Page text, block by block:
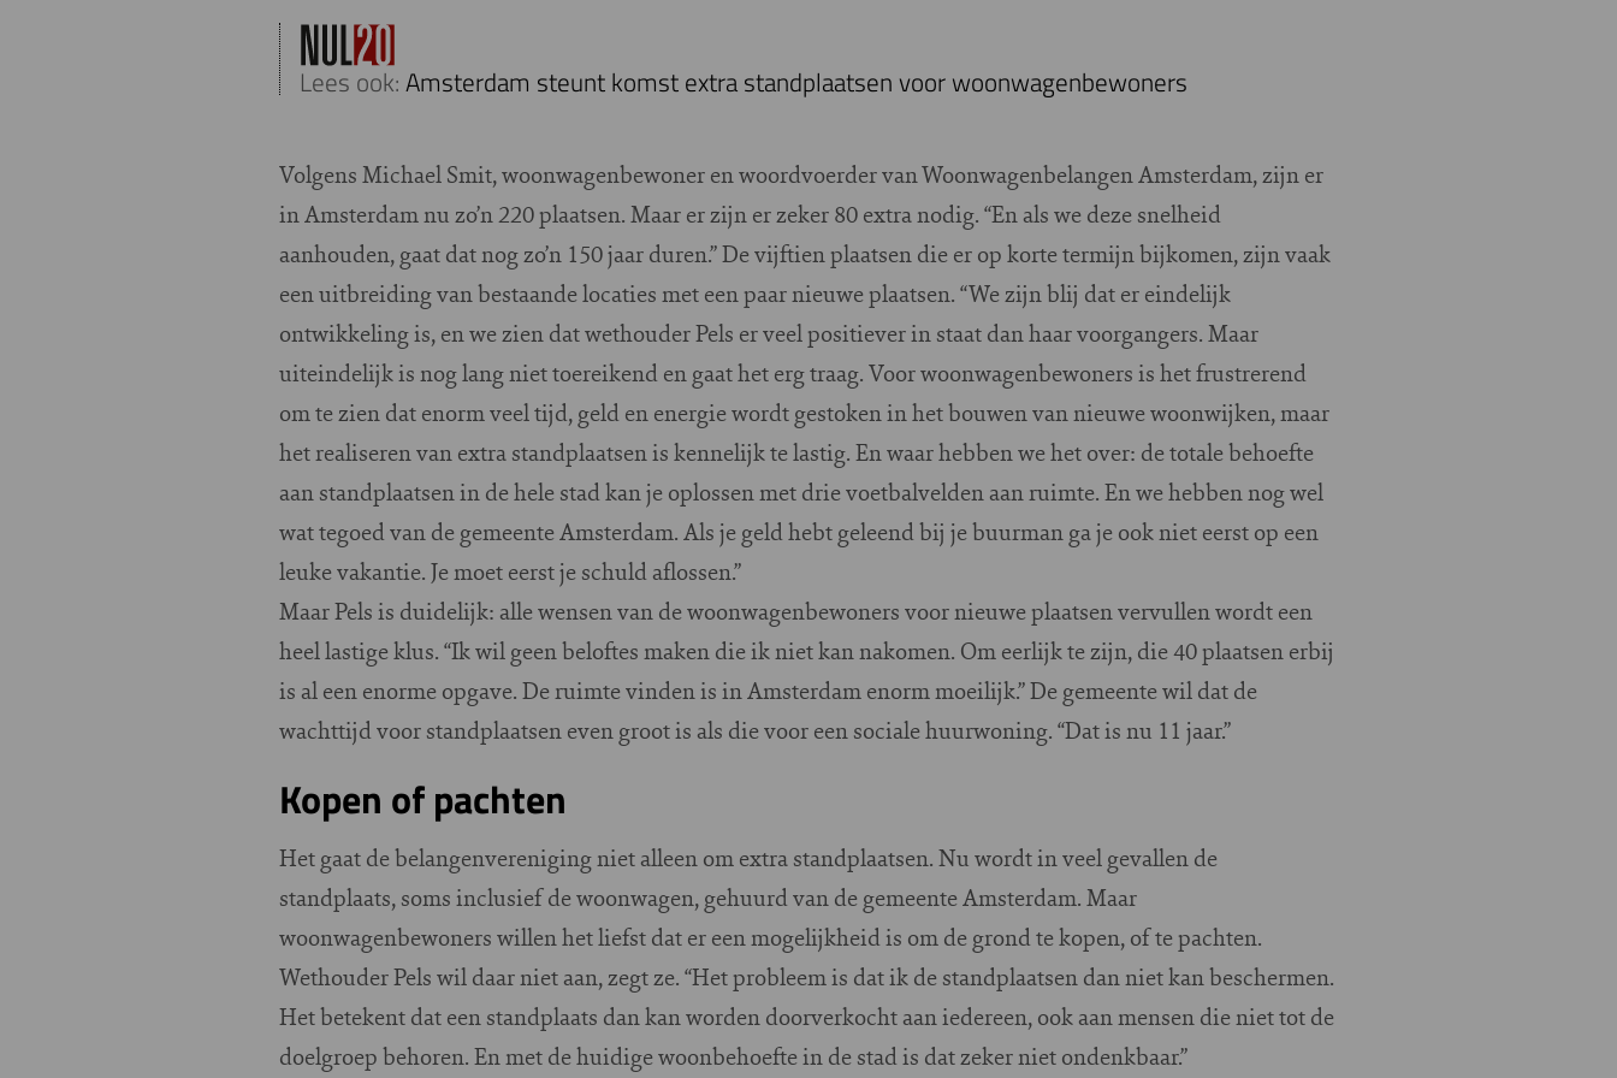
Lees ook:Amsterdam steunt komst extra standplaatsen voor woonwagenbewoners
Volgens Michael Smit, woonwagenbewoner en woordvoerder van Woonwagenbelangen Amsterdam, zijn er
in Amsterdam nu zo’n 220 plaatsen. Maar er zijn er zeker 80 extra nodig. “En als we deze snelheid
aanhouden, gaat dat nog zo’n 150 jaar duren.” De vijftien plaatsen die er op korte termijn bijkomen, zijn vaak
een uitbreiding van bestaande locaties met een paar nieuwe plaatsen. “We zijn blij dat er eindelijk
ontwikkeling is, en we zien dat wethouder Pels er veel positiever in staat dan haar voorgangers. Maar
uiteindelijk is nog lang niet toereikend en gaat het erg traag. Voor woonwagenbewoners is het frustrerend
om te zien dat enorm veel tijd, geld en energie wordt gestoken in het bouwen van nieuwe woonwijken, maar
het realiseren van extra standplaatsen is kennelijk te lastig. En waar hebben we het over: de totale behoefte
aan standplaatsen in de hele stad kan je oplossen met drie voetbalvelden aan ruimte. En we hebben nog wel
wat tegoed van de gemeente Amsterdam. Als je geld hebt geleend bij je buurman ga je ook niet eerst op een
leuke vakantie. Je moet eerst je schuld aflossen.”
Maar Pels is duidelijk: alle wensen van de woonwagenbewoners voor nieuwe plaatsen vervullen wordt een
heel lastige klus. “Ik wil geen beloftes maken die ik niet kan nakomen. Om eerlijk te zijn, die 40 plaatsen erbij
is al een enorme opgave. De ruimte vinden is in Amsterdam enorm moeilijk.” De gemeente wil dat de
wachttijd voor standplaatsen even groot is als die voor een sociale huurwoning. “Dat is nu 11 jaar.”
Kopen of pachten
Het gaat de belangenvereniging niet alleen om extra standplaatsen. Nu wordt in veel gevallen de
standplaats, soms inclusief de woonwagen, gehuurd van de gemeente Amsterdam. Maar
woonwagenbewoners willen het liefst dat er een mogelijkheid is om de grond te kopen, of te pachten.
Wethouder Pels wil daar niet aan, zegt ze. “Het probleem is dat ik de standplaatsen dan niet kan beschermen.
Het betekent dat een standplaats dan kan worden doorverkocht aan iedereen, ook aan mensen die niet tot de
doelgroep behoren. En met de huidige woonbehoefte in de stad is dat zeker niet ondenkbaar.”